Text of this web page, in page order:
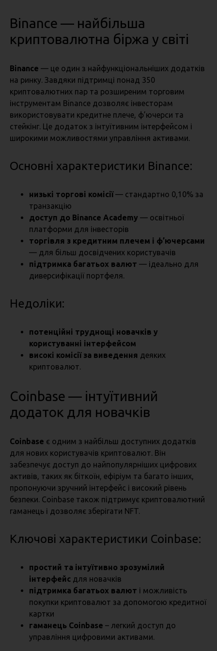
Binance — найбільша
криптовалютна біржа у світі
Binance — це один з найфункціональніших додатків
на ринку. Завдяки підтримці понад 350
криптовалютних пар та розширеним торговим
інструментам Binance дозволяє інвесторам
використовувати кредитне плече, ф’ючерси та
стейкінг. Це додаток з інтуїтивним інтерфейсом і
широкими можливостями управління активами.
Основні характеристики Binance:
низькі торгові комісії— стандартно 0,10% за
транзакцію
доступ до Binance Academy — освітньої
платформи для інвесторів
торгівля з кредитним плечем і ф’ючерсами
— для більш досвідчених користувачів
підтримка багатьох валют — ідеально для
диверсифікації портфеля.
Недоліки:
потенційні труднощі новачків у
користуванні інтерфейсом
високі комісії за виведення деяких
криптовалют.
Coinbase — інтуїтивний
додаток для новачків
Coinbase є одним з найбільш доступних додатків
для нових користувачів криптовалют. Він
забезпечує доступ до найпопулярніших цифрових
активів, таких як біткоїн, ефіріум та багато інших,
пропонуючи зручний інтерфейс і високий рівень
безпеки. Coinbase також підтримує криптовалютний
гаманець і дозволяє зберігати NFT.
Ключові характеристики Coinbase:
простий та інтуїтивно зрозумілий
інтерфейс для новачків
підтримка багатьох валют і можливість
покупки криптовалют за допомогою кредитної
картки
гаманець Coinbase – легкий доступ до
управління цифровими активами.